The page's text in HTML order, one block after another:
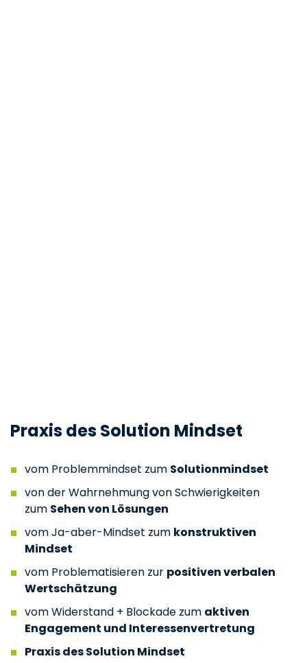
Praxis des Solution Mindset
vom Problemmindset zum Solutionmindset
von der Wahrnehmung von Schwierigkeiten
zum Sehen von Lösungen
vom Ja-aber-Mindset zum konstruktiven
Mindset
vom Problematisieren zur positiven verbalen
Wertschätzung
vom Widerstand + Blockade zum aktiven
Engagement und Interessenvertretung
Praxis des Solution Mindset